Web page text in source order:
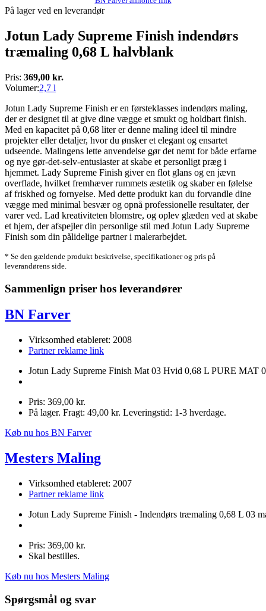
På lager ved en leverandør
Jotun Lady Supreme Finish indendørs
træmaling 0,68 L halvblank
Pris: 369,00 kr.
Volumer:2,7 l
Jotun Lady Supreme Finish er en førsteklasses indendørs maling,
der er designet til at give dine vægge et smukt og holdbart finish.
Med en kapacitet på 0,68 liter er denne maling ideel til mindre
projekter eller detaljer, hvor du ønsker et elegant og ensartet
udseende. Malingens lette anvendelse gør det nemt for både erfarne
og nye gør-det-selv-entusiaster at skabe et personligt præg i
hjemmet. Lady Supreme Finish giver en flot glans og en jævn
overflade, hvilket fremhæver rummets æstetik og skaber en følelse
af friskhed og fornyelse. Med dette produkt kan du forvandle dine
vægge med minimal besvær og opnå professionelle resultater, der
varer ved. Lad kreativiteten blomstre, og oplev glæden ved at skabe
et hjem, der afspejler din personlige stil med Jotun Lady Supreme
Finish som din pålidelige partner i malerarbejdet.
* Se den gældende produkt beskrivelse, specifikationer og pris på
leverandørens side.
Sammenlign priser hos leverandører
BN Farver
Virksomhed etableret: 2008
Partner reklame link
Jotun Lady Supreme Finish Mat 03 Hvid 0,68 L PURE MAT
Pris: 369,00 kr.
På lager. Fragt: 49,00 kr. Leveringstid: 1-3 hverdage.
Køb nu hos BN Farver
Mesters Maling
Virksomhed etableret: 2007
Partner reklame link
Jotun Lady Supreme Finish - Indendørs træmaling 0,68 L 03
Pris: 369,00 kr.
Skal bestilles.
Køb nu hos Mesters Maling
Spørgsmål og svar